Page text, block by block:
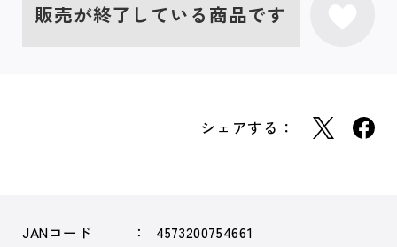
販売が終了している商品です
シェアする：
JANコード
4573200754661